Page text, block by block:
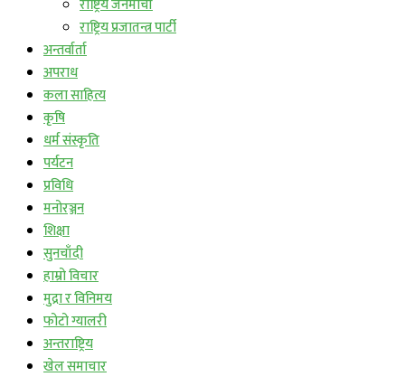
राष्ट्रिय जनमोर्चा
राष्ट्रिय प्रजातन्त्र पार्टी
अन्तर्वार्ता
अपराध
कला साहित्य
कृषि
धर्म संस्कृति
पर्यटन
प्रविधि
मनोरञ्जन
शिक्षा
सुनचाँदी
हाम्रो विचार
मुद्रा र विनिमय
फोटो ग्यालरी
अन्तराष्ट्रिय
खेल समाचार